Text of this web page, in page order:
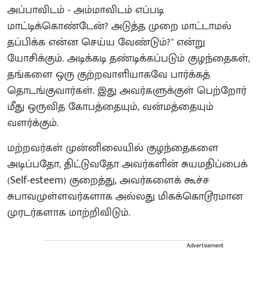
அப்பாவிடம் - அம்மாவிடம் எப்படி
மாட்டிக்கொண்டேன்? அடுத்த முறை மாட்டாமல்
தப்பிக்க என்ன செய்ய வேண்டும்?" என்று
யோசிக்கும். அடிக்கடி தண்டிக்கப்படும் குழந்தைகள்,
தங்களை ஒரு குற்றவாளியாகவே பார்க்கத்
தொடங்குவார்கள். இது அவர்களுக்குள் பெற்றோர்
மீது ஒருவித கோபத்தையும், வன்மத்தையும்
வளர்க்கும்.
மற்றவர்கள் முன்னிலையில் குழந்தைகளை
அடிப்பதோ, திட்டுவதோ அவர்களின் சுயமதிப்பைக்
(Self-esteem) குறைத்து, அவர்களைக் கூச்ச
சுபாவமுள்ளவர்களாக அல்லது மிகக்கொடூரமான
முரடர்களாக மாற்றிவிடும்.
Advertisement